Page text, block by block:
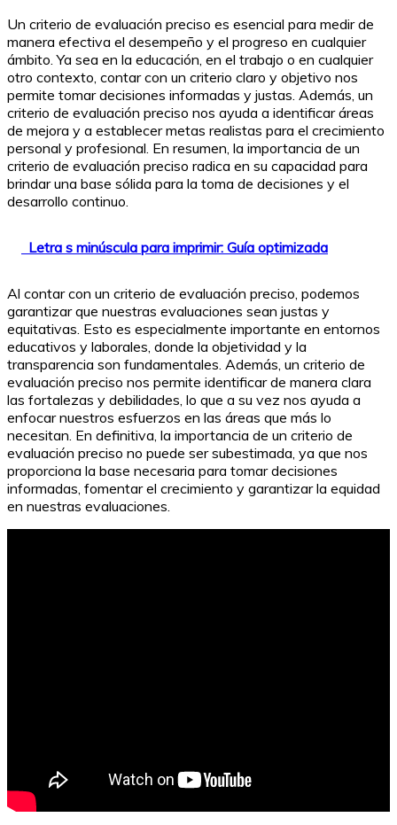
Un criterio de evaluación preciso es esencial para medir de
manera efectiva el desempeño y el progreso en cualquier
ámbito. Ya sea en la educación, en el trabajo o en cualquier
otro contexto, contar con un criterio claro y objetivo nos
permite tomar decisiones informadas y justas. Además, un
criterio de evaluación preciso nos ayuda a identificar áreas
de mejora y a establecer metas realistas para el crecimiento
personal y profesional. En resumen, la importancia de un
criterio de evaluación preciso radica en su capacidad para
brindar una base sólida para la toma de decisiones y el
desarrollo continuo.
Letra s minúscula para imprimir: Guía optimizada
Al contar con un criterio de evaluación preciso, podemos
garantizar que nuestras evaluaciones sean justas y
equitativas. Esto es especialmente importante en entornos
educativos y laborales, donde la objetividad y la
transparencia son fundamentales. Además, un criterio de
evaluación preciso nos permite identificar de manera clara
las fortalezas y debilidades, lo que a su vez nos ayuda a
enfocar nuestros esfuerzos en las áreas que más lo
necesitan. En definitiva, la importancia de un criterio de
evaluación preciso no puede ser subestimada, ya que nos
proporciona la base necesaria para tomar decisiones
informadas, fomentar el crecimiento y garantizar la equidad
en nuestras evaluaciones.